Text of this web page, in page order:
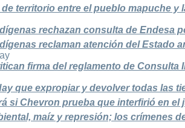
territorio entre el pueblo mapuche y
rechazan consulta de Endesa
reclaman atención del Estado
firma del reglamento de Consulta
que expropiar y devolver todas las
si Chevron prueba que interfirió en el
maíz y represión; los crímenes